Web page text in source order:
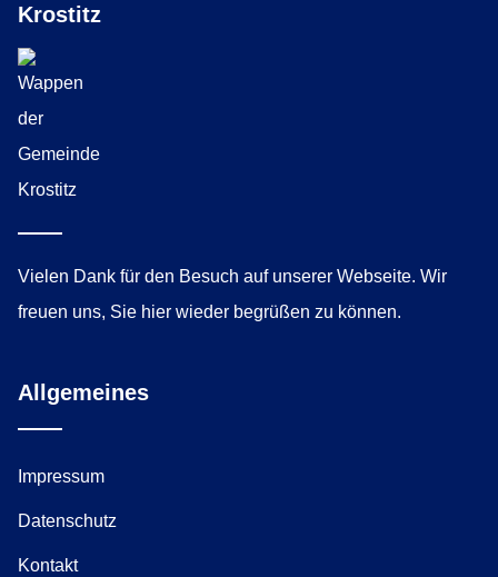
Krostitz
Vielen Dank für den Besuch auf unserer Webseite. Wir
freuen uns, Sie hier wieder begrüßen zu können.
Allgemeines
Impressum
Datenschutz
Kontakt